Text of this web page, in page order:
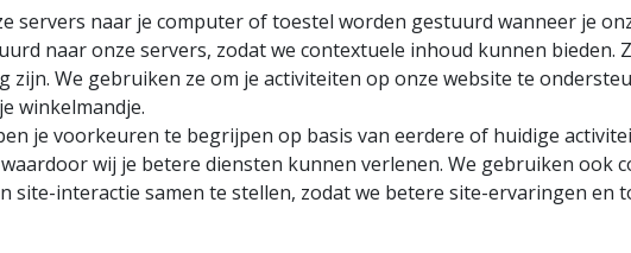
servers naar je computer of toestel worden gestuurd wanneer je
naar onze servers, zodat we contextuele inhoud kunnen bieden.
We gebruiken ze om je activiteiten op onze website te
winkelmandje.
je voorkeuren te begrijpen op basis van eerdere of huidige
wij je betere diensten kunnen verlenen. We gebruiken ook
site-interactie samen te stellen, zodat we betere site-ervaringen en